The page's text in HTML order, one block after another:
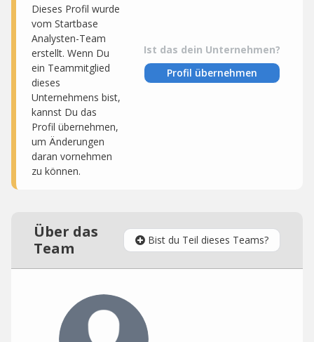
Dieses Profil wurde
vom Startbase
Analysten-Team
erstellt. Wenn Du
ein Teammitglied
dieses
Unternehmens bist,
kannst Du das
Profil übernehmen,
um Änderungen
daran vornehmen
zu können.
Ist das dein Unternehmen?
Profil übernehmen
Über das
Team
Bist du Teil dieses Teams?